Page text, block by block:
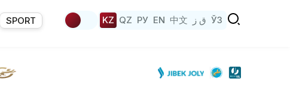
SPORT KZ QZ РУ EN 中文 ق ز ЎЗ